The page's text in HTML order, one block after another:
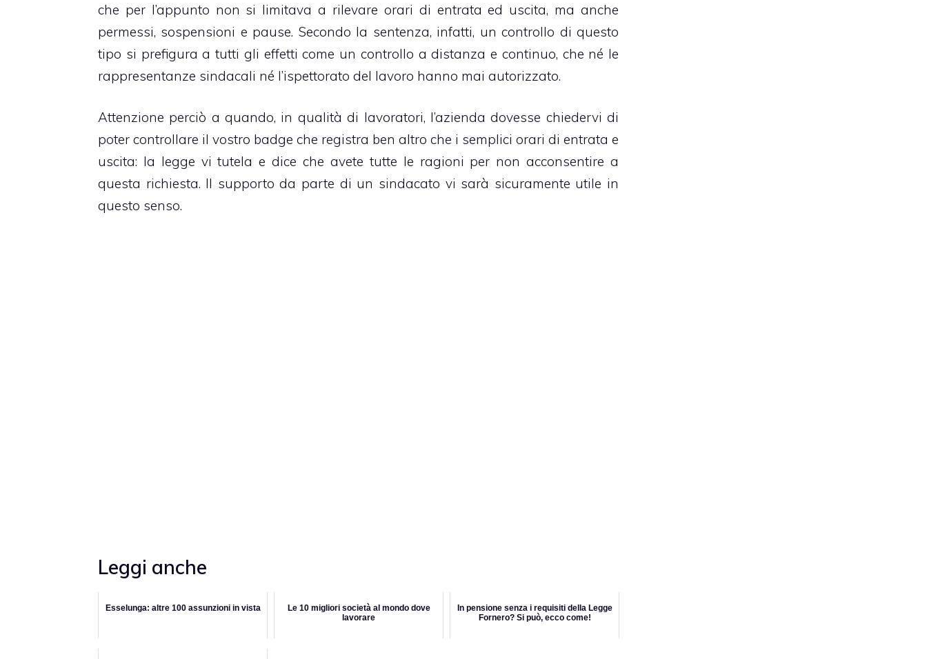
che per l’appunto non si limitava a rilevare orari di entrata ed uscita, ma anche
permessi, sospensioni e pause. Secondo la sentenza, infatti, un controllo di questo
tipo si prefigura a tutti gli effetti come un controllo a distanza e continuo, che né le
rappresentanze sindacali né l’ispettorato del lavoro hanno mai autorizzato.
Attenzione perciò a quando, in qualità di lavoratori, l’azienda dovesse chiedervi di
poter controllare il vostro badge che registra ben altro che i semplici orari di entrata e
uscita: la legge vi tutela e dice che avete tutte le ragioni per non acconsentire a
questa richiesta. Il supporto da parte di un sindacato vi sarà sicuramente utile in
questo senso.
Leggi anche
Esselunga: altre 100 assunzioni in vista
Le 10 migliori società al mondo dove
lavorare
In pensione senza i requisiti della Legge
Fornero? Si può, ecco come!